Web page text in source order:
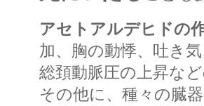
アセトアルデヒドの
加、胸の動悸、吐き
総頚動脈圧の上昇な
その他に、種々の臓